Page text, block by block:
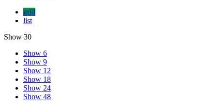
grid
list
Show 30
Show 6
Show 9
Show 12
Show 18
Show 24
Show 48